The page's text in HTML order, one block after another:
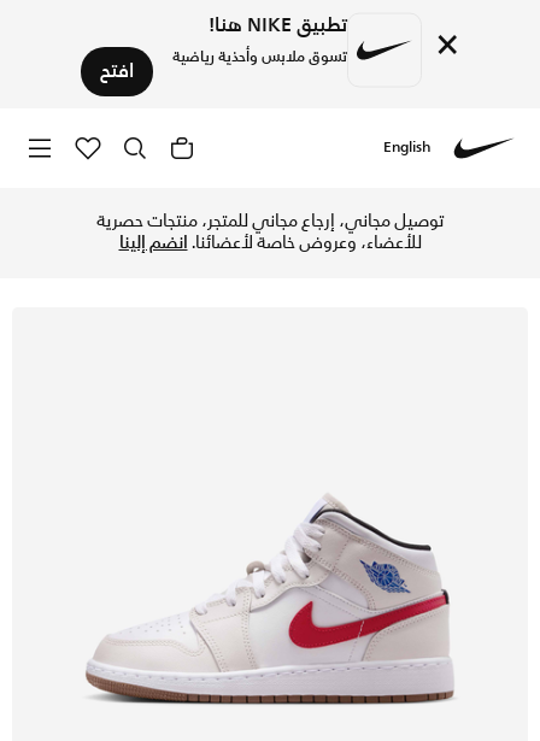
× تطبيق NIKE هنا!
تسوق ملابس وأحذية رياضية افتح
English
توصيل مجاني، إرجاع مجاني للمتجر، منتجات حصرية
للأعضاء، وعروض خاصة لأعضائنا.انضم إلينا